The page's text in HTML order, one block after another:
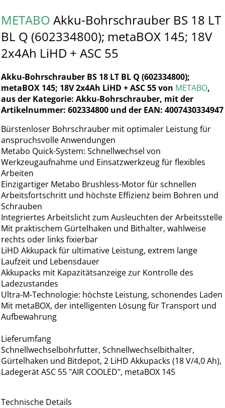
METABOAkku-Bohrschrauber BS 18 LT
BL Q (602334800); metaBOX 145; 18V
2x4Ah LiHD + ASC 55
Akku-Bohrschrauber BS 18 LT BL Q (602334800);
metaBOX 145; 18V 2x4Ah LiHD + ASC 55 von METABO,
aus der Kategorie: Akku-Bohrschrauber, mit der
Artikelnummer: 602334800 und der EAN: 4007430334947
Bürstenloser Bohrschrauber mit optimaler Leistung für
anspruchsvolle Anwendungen
Metabo Quick-System: Schnellwechsel von
Werkzeugaufnahme und Einsatzwerkzeug für flexibles
Arbeiten
Einzigartiger Metabo Brushless-Motor für schnellen
Arbeitsfortschritt und höchste Effizienz beim Bohren und
Schrauben
Integriertes Arbeitslicht zum Ausleuchten der Arbeitsstelle
Mit praktischem Gürtelhaken und Bithalter, wahlweise
rechts oder links fixierbar
LiHD Akkupack für ultimative Leistung, extrem lange
Laufzeit und Lebensdauer
Akkupacks mit Kapazitätsanzeige zur Kontrolle des
Ladezustandes
Ultra-M-Technologie: höchste Leistung, schonendes Laden
Mit metaBOX, der intelligenten Lösung für Transport und
Aufbewahrung
Lieferumfang
Schnellwechselbohrfutter, Schnellwechselbithalter,
Gürtelhaken und Bitdepot, 2 LiHD Akkupacks (18 V/4,0 Ah),
Ladegerät ASC 55 "AIR COOLED", metaBOX 145
Technische Details